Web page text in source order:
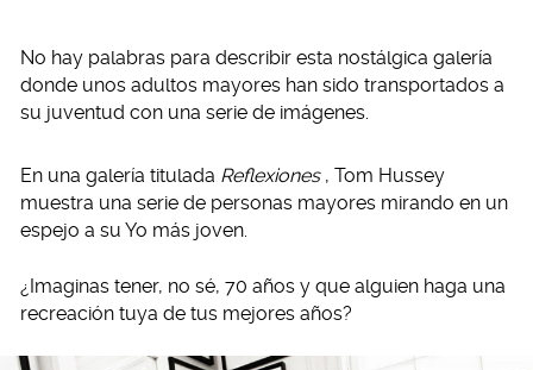
No hay palabras para describir esta nostálgica galería
donde unos adultos mayores han sido transportados a
su juventud con una serie de imágenes.
En una galería titulada Reflexiones , Tom Hussey
muestra una serie de personas mayores mirando en un
espejo a su Yo más joven.
¿Imaginas tener, no sé, 70 años y que alguien haga una
recreación tuya de tus mejores años?